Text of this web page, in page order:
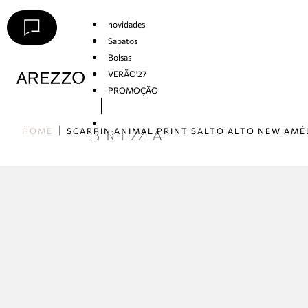
novidades
Sapatos
Bolsas
VERÃO'27
PROMOÇÃO
HOME SCARPIN ANIMAL PRINT SALTO ALTO NEW